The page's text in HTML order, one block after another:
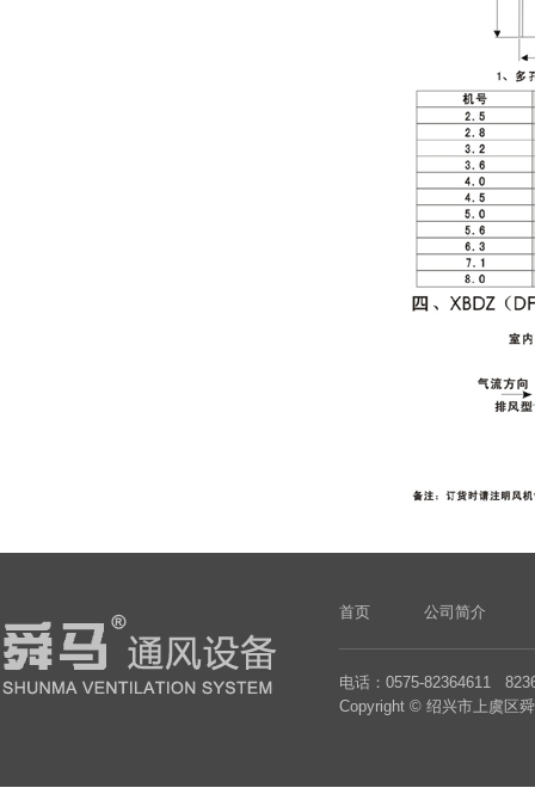
首页 公司简介
电话：0575-82364611
Copyright © 绍兴市上虞区